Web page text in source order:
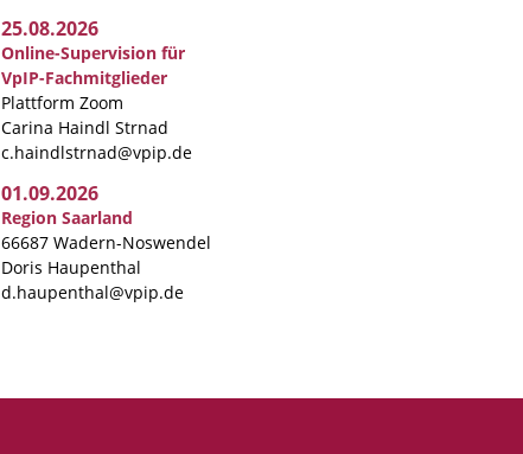
25.08.2026
Online-Supervision für
VpIP-Fachmitglieder
Plattform Zoom
Carina Haindl Strnad
c.haindlstrnad@vpip.de
01.09.2026
Region Saarland
66687 Wadern-Noswendel
Doris Haupenthal
d.haupenthal@vpip.de